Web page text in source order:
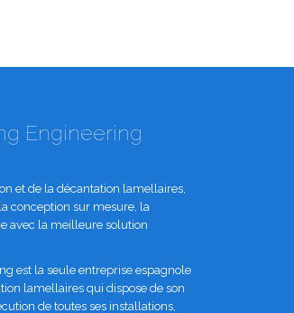
Engineering
et de la décantation lamellaires,
conception sur mesure, la
avec la meilleure solution
est la seule entreprise espagnole
lamellaires qui dispose de son
de toutes ses installations,